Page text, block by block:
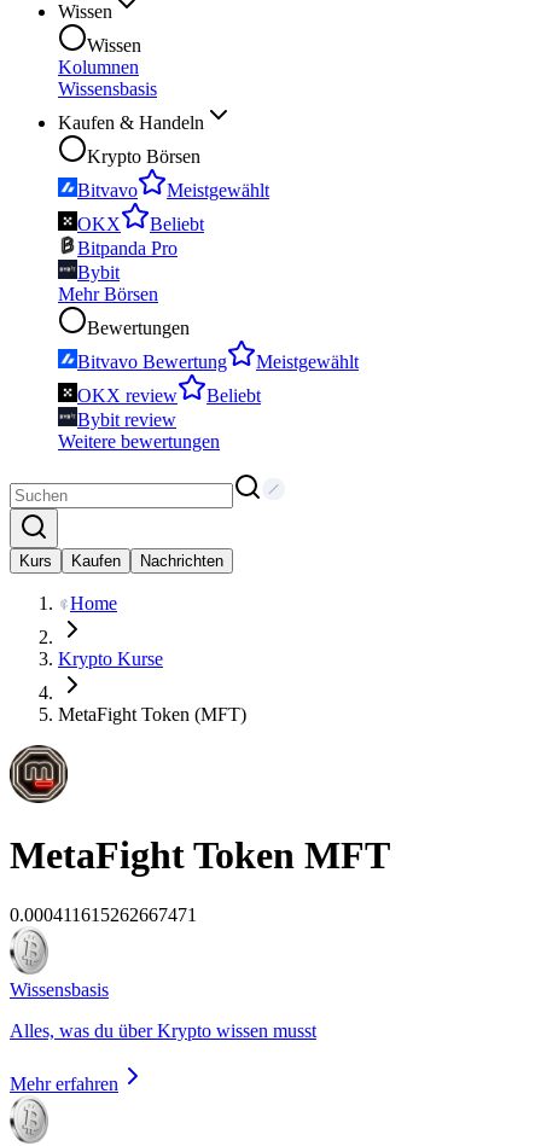
Wissen
Wissen
Kolumnen
Wissensbasis
Kaufen & Handeln
Krypto Börsen
Bitvavo
Meistgewählt
OKX
Beliebt
Bitpanda Pro
Bybit
Mehr Börsen
Bewertungen
Bitvavo Bewertung
Meistgewählt
OKX review
Beliebt
Bybit review
Weitere bewertungen
Kurs Kaufen Nachrichten
Home
Krypto Kurse
MetaFight Token (MFT)
MetaFight Token MFT
0.000411615262667471
Wissensbasis
Alles, was du über Krypto wissen musst
Mehr erfahren